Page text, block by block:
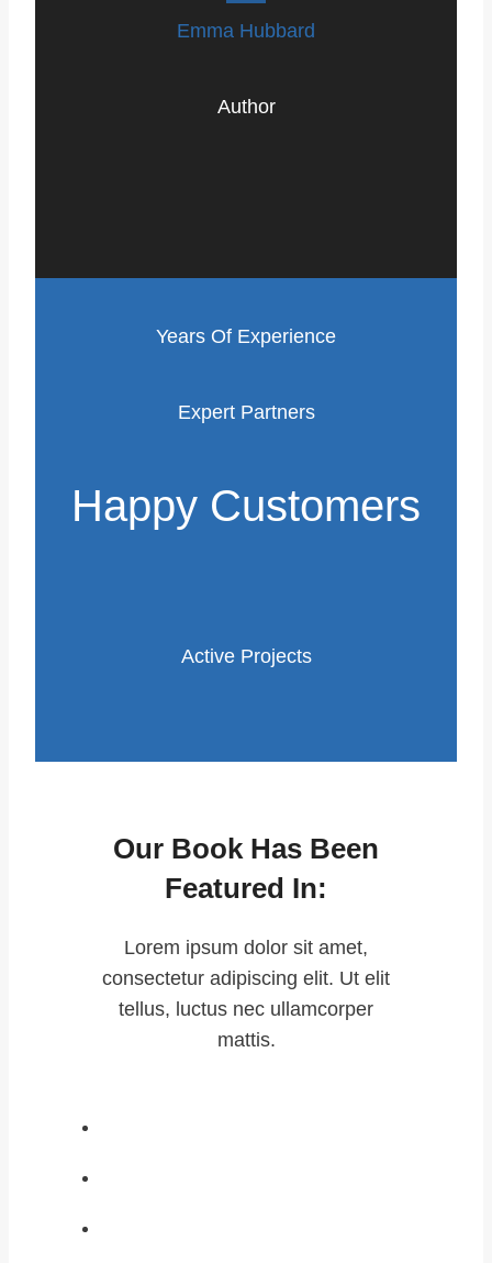
Emma Hubbard
Author
Years Of Experience
Expert Partners
Happy Customers
Active Projects
Our Book Has Been
Featured In:
Lorem ipsum dolor sit amet,
consectetur adipiscing elit. Ut elit
tellus, luctus nec ullamcorper
mattis.